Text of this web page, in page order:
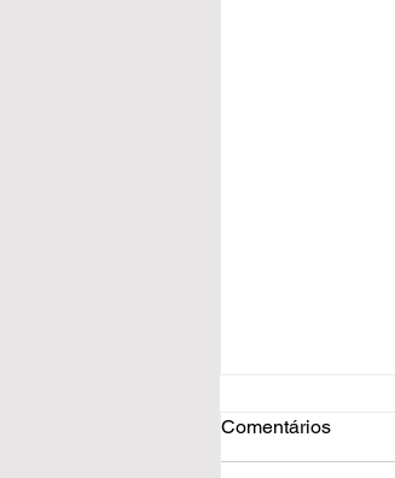
Comentários